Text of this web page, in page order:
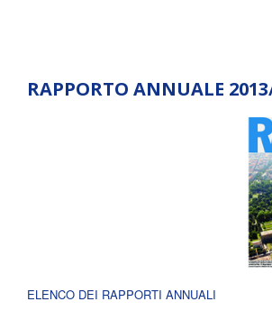
RAPPORTO ANNUALE
ELENCO DEI RAPPORTI ANNUALI